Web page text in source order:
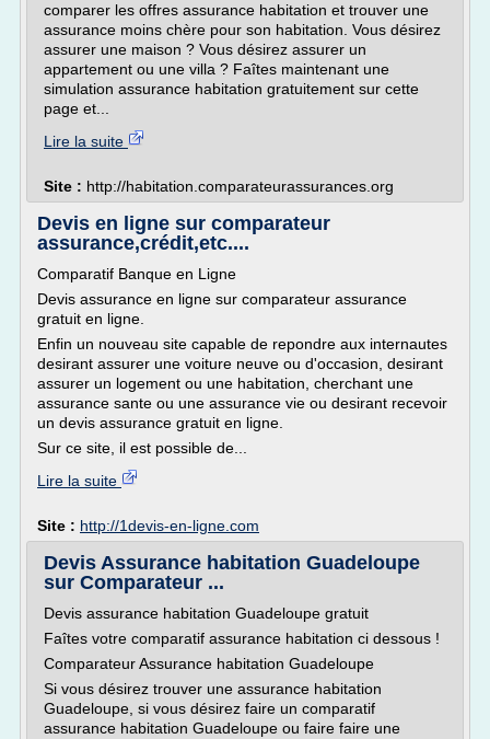
comparer les offres assurance habitation et trouver une
assurance moins chère pour son habitation. Vous désirez
assurer une maison ? Vous désirez assurer un
appartement ou une villa ? Faîtes maintenant une
simulation assurance habitation gratuitement sur cette
page et...
Lire la suite
Site : http://habitation.comparateurassurances.org
Devis en ligne sur comparateur
assurance,crédit,etc....
Comparatif Banque en Ligne
Devis assurance en ligne sur comparateur assurance
gratuit en ligne.
Enfin un nouveau site capable de repondre aux internautes
desirant assurer une voiture neuve ou d'occasion, desirant
assurer un logement ou une habitation, cherchant une
assurance sante ou une assurance vie ou desirant recevoir
un devis assurance gratuit en ligne.
Sur ce site, il est possible de...
Lire la suite
Site : http://1devis-en-ligne.com
Devis Assurance habitation Guadeloupe
sur Comparateur ...
Devis assurance habitation Guadeloupe gratuit
Faîtes votre comparatif assurance habitation ci dessous !
Comparateur Assurance habitation Guadeloupe
Si vous désirez trouver une assurance habitation
Guadeloupe, si vous désirez faire un comparatif
assurance habitation Guadeloupe ou faire faire une